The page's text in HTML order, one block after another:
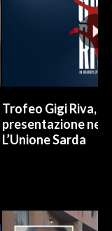
Trofeo Gigi Riva, la
presentazione
L’Unione Sarda